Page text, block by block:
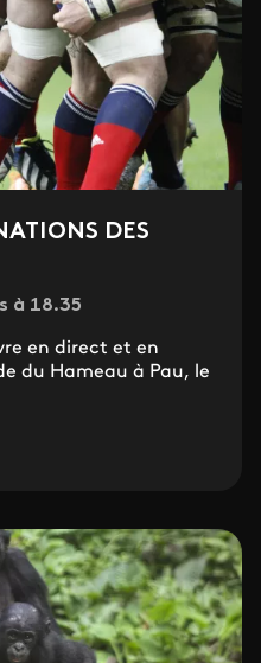
DES
à 18.35
en direct et en
du Hameau à Pau, le